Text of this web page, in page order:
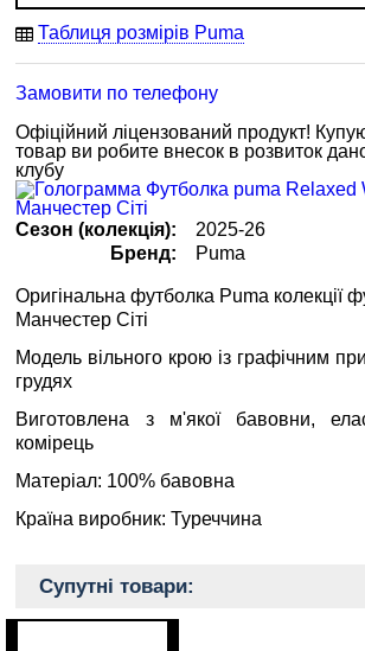
Таблиця розмірів Puma
Замовити по телефону
Офіційний ліцензований продукт!
товар ви робите внесок в розвиток
клубу
Сезон (колекція):
2025-26
Бренд:
Puma
Оригінальна футболка Puma колекції
Манчестер Сіті
Модель вільного крою із графічним
грудях
Виготовлена з м'якої бавовни,
комірець
Матеріал: 100% бавовна
Країна виробник: Туреччина
Супутні товари: